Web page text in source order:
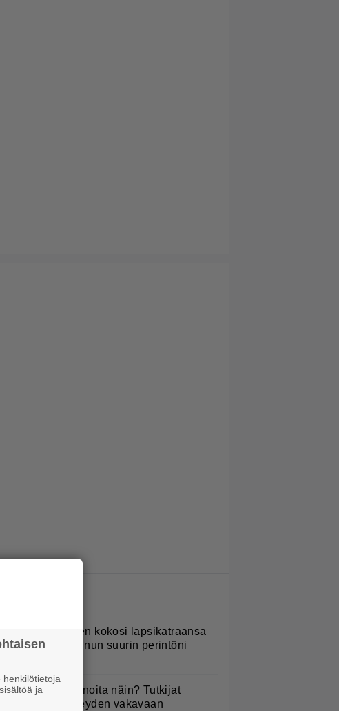
Jani Sievinen kokosi lapsikatraansa
yhteen – ”Minun suurin perintöni
2. Syötkö perunoita näin? Tutkijat
löysivät yhteyden vakavaan
henkilötietoja
ja